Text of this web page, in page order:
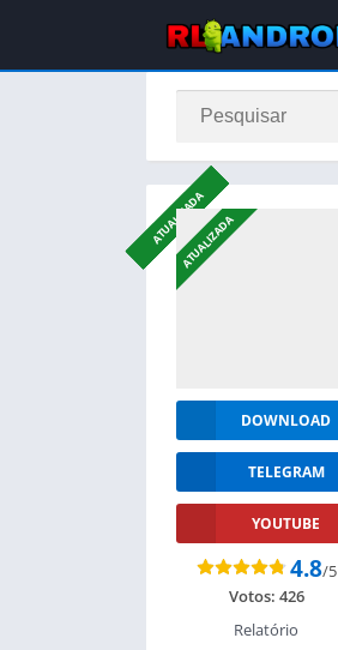
ATUALIZADA
DOWNLOAD
TELEGRAM
YOUTUBE
4.8/5
Votos: 426
Relatório
ATUALIZADA
ATUALIZADA
ATUALIZADA
ATUALIZADA
ATUALIZADA